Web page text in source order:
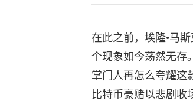
在此之前，埃隆•马
个现象如今荡然无存
掌门人再怎么夸耀这
比特币豪赌以悲剧